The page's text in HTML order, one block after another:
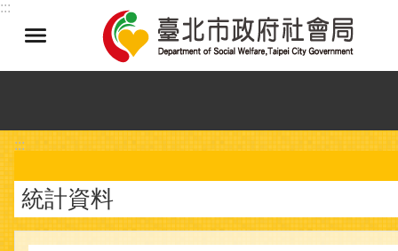
跳到主要內容區塊
:::
:::
統計資料